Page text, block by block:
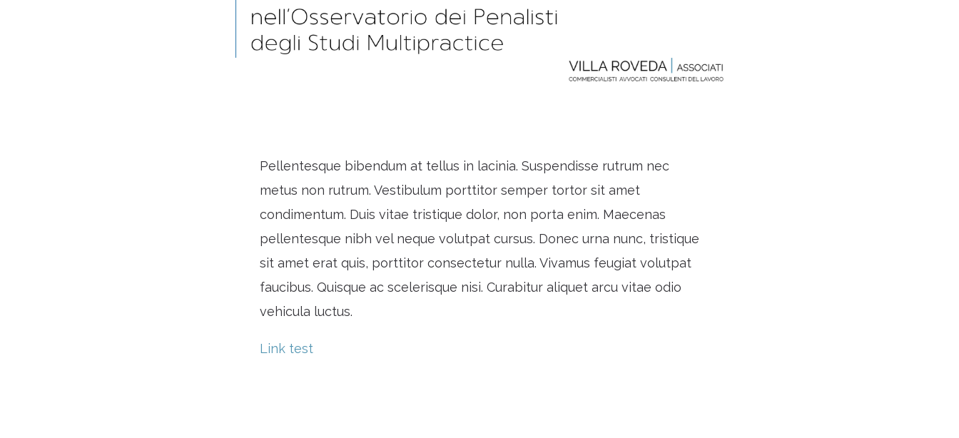
Pellentesque bibendum at tellus in lacinia. Suspendisse rutrum nec
metus non rutrum. Vestibulum porttitor semper tortor sit amet
condimentum. Duis vitae tristique dolor, non porta enim. Maecenas
pellentesque nibh vel neque volutpat cursus. Donec urna nunc, tristique
sit amet erat quis, porttitor consectetur nulla. Vivamus feugiat volutpat
faucibus. Quisque ac scelerisque nisi. Curabitur aliquet arcu vitae odio
vehicula luctus.
Link test